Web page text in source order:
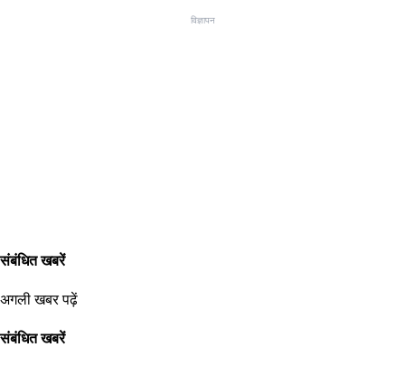
विज्ञापन
संबंधित खबरें
अगली खबर पढ़ें
संबंधित खबरें